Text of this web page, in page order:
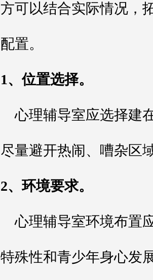
方可以结合实际情况，
配置。
1、位置选择。
心理辅导室应选择建
尽量避开热闹、嘈杂区
2、环境要求。
心理辅导室环境布置
特殊性和青少年身心发